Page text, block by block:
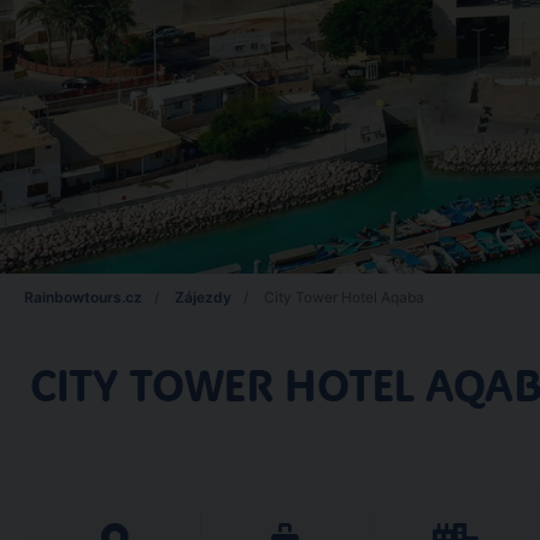
Rainbowtours.cz Zájezdy
CITY TOWER HOTEL